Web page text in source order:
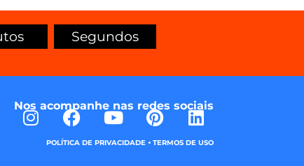
Segundos
Nos acompanhe nas redes sociais
POLÍTICA DE PRIVACIDADE • TERMOS DE USO